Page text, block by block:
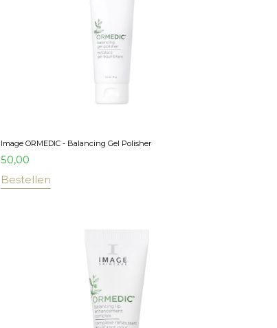
Image ORMEDIC - Balancing Gel Polisher
50,00
Bestellen